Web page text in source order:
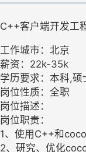
C++客户端开发工
工作城市：北京
薪资：22k-35k
学历要求：本科,硕
岗位性质：全职
岗位描述：
岗位职责：
1、使用C++和
2、研究、优化